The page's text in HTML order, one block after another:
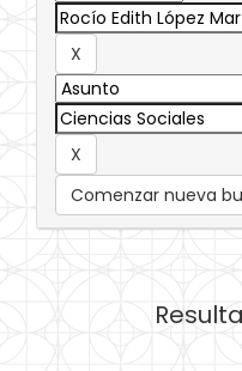
Comenzar nueva